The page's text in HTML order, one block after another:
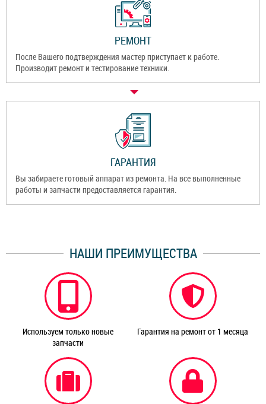
РЕМОНТ
После Вашего подтверждения мастер приступает к работе.
Производит ремонт и тестирование техники.
ГАРАНТИЯ
Вы забираете готовый аппарат из ремонта. На все выполненные
работы и запчасти предоставляется гарантия.
НАШИ ПРЕИМУЩЕСТВА
Используем только новые
запчасти
Гарантия на ремонт от 1 месяца